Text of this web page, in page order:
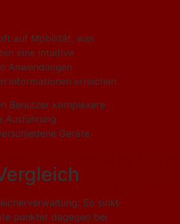
auf Mobilität, was
eine intuitive
Anwendungen
Informationen erreichen.
Benutzer komplexere
Ausführung
Geräte
So sinkt
punktet dagegen bei